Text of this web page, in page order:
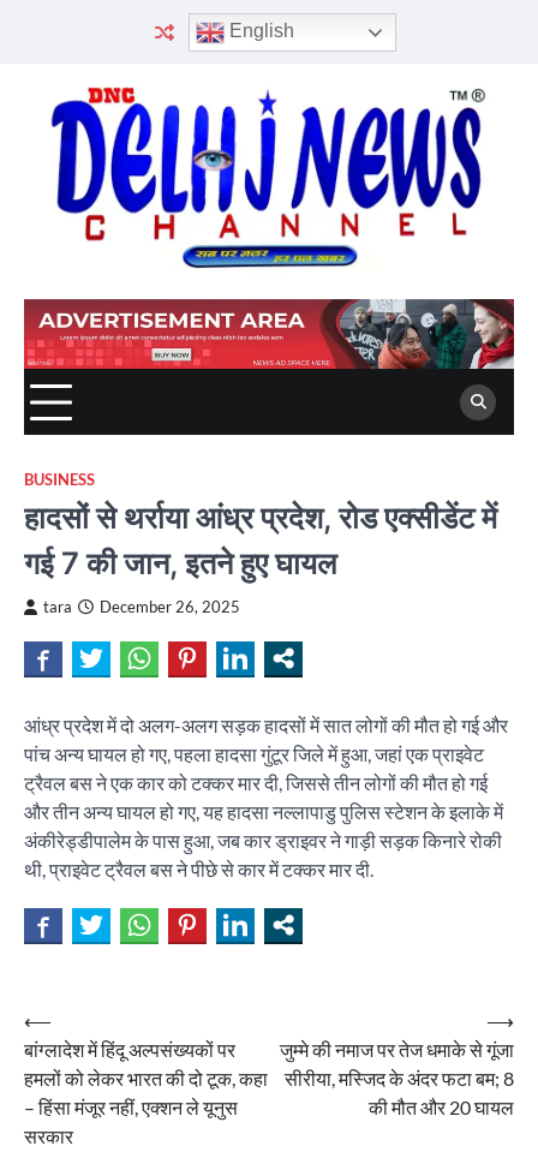
English
BUSINESS
हादसों से थर्राया आंध्र प्रदेश, रोड एक्सीडेंट में
गई 7 की जान, इतने हुए घायल
tara December 26, 2025
आंध्र प्रदेश में दो अलग-अलग सड़क हादसों में सात लोगों की मौत हो गई और
पांच अन्य घायल हो गए, पहला हादसा गुंटूर जिले में हुआ, जहां एक प्राइवेट
ट्रैवल बस ने एक कार को टक्कर मार दी, जिससे तीन लोगों की मौत हो गई
और तीन अन्य घायल हो गए, यह हादसा नल्लापाडु पुलिस स्टेशन के इलाके में
अंकीरेड्डीपालेम के पास हुआ, जब कार ड्राइवर ने गाड़ी सड़क किनारे रोकी
थी, प्राइवेट ट्रैवल बस ने पीछे से कार में टक्कर मार दी.
Post
navigation
⟵
बांग्लादेश में हिंदू अल्पसंख्यकों पर
हमलों को लेकर भारत की दो टूक, कहा
– हिंसा मंजूर नहीं, एक्शन ले यूनुस
सरकार
जुम्मे की नमाज पर तेज धमाके से गूंजा
सीरीया, मस्जिद के अंदर फटा बम; 8
की मौत और 20 घायल
⟶